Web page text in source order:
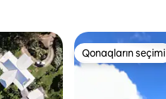
Qonaqların seçimi
Qonaqların seçimi